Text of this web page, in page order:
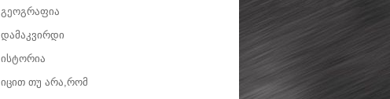
გეოგრაფია
დამაკვირდი
ისტორია
იცით თუ არა,რომ